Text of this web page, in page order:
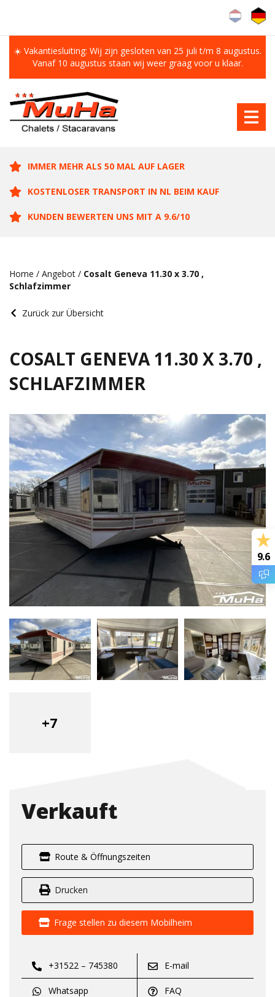
☀️ Vakantiesluiting: Wij zijn gesloten van 25 juli t/m 8 augustus.
Vanaf 10 augustus staan wij weer graag voor u klaar.
IMMER MEHR ALS 50 MAL AUF LAGER
KOSTENLOSER TRANSPORT IN NL BEIM KAUF
KUNDEN BEWERTEN UNS MIT A 9.6/10
Home / Angebot / Cosalt Geneva 11.30 x 3.70 ,
Schlafzimmer
Zurück zur Übersicht
COSALT GENEVA 11.30 X 3.70 ,
SCHLAFZIMMER
+7
Verkauft
Route & Öffnungszeiten
Drucken
Frage stellen zu diesem Mobilheim
+31522 – 745380 E-mail
Whatsapp FAQ
9.6